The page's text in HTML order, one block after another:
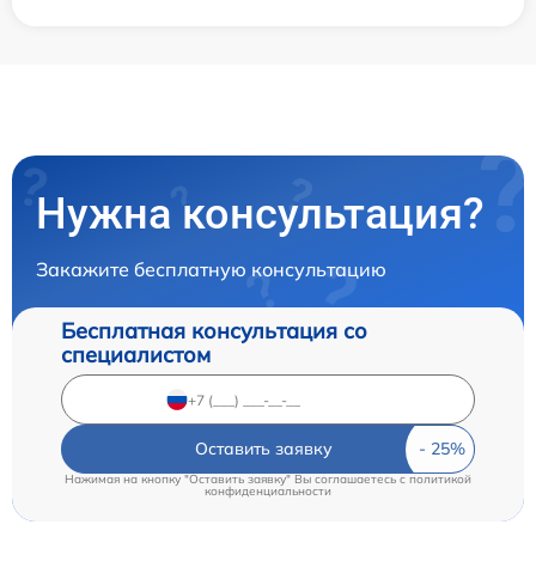
Нужна консультация?
Закажите бесплатную консультацию
Бесплатная консультация со
специалистом
Оставить заявку
Нажимая на кнопку "Оставить заявку" Вы соглашаетесь cполитикой
конфиденциальности